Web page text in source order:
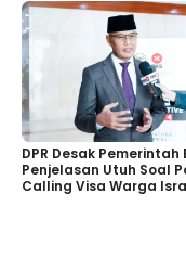
DPR Desak Pemerintah
Penjelasan Utuh Soal
Calling Visa Warga